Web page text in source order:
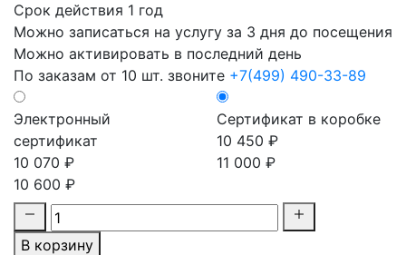
Срок действия 1 год
Можно записаться на услугу за 3 дня до посещения
Можно активировать в последний день
По заказам от 10 шт. звоните +7(499) 490-33-89
Электронный
сертификат
10 070 ₽
10 600 ₽
Сертификат в коробке
10 450 ₽
11 000 ₽
В корзину